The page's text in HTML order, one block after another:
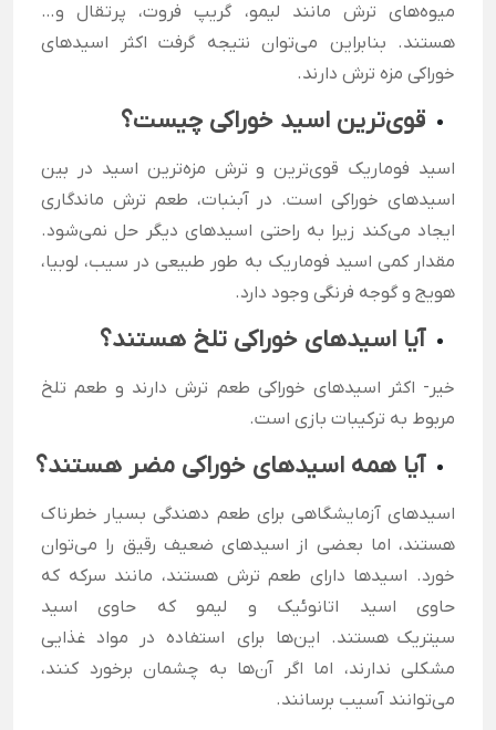
میوه‌های ترش مانند لیمو،‌ گریپ فروت، پرتقال و…
هستند. بنابراین می‌توان نتیجه گرفت اکثر اسیدهای
خوراکی مزه ترش دارند.
قوی‌ترین اسید خوراکی چیست؟
اسید فوماریک قوی‌ترین و ترش مزه‌ترین اسید در بین
اسیدهای خوراکی است. در آبنبات، طعم ترش ماندگاری
ایجاد می‌کند زیرا به راحتی اسیدهای دیگر حل نمی‌شود.
مقدار کمی اسید فوماریک به طور طبیعی در سیب، لوبیا،
هویج و گوجه فرنگی وجود دارد.
آیا اسیدهای خوراکی تلخ هستند؟
خیر- اکثر اسیدهای خوراکی طعم ترش دارند و طعم تلخ
مربوط به ترکیبات بازی است.
آیا همه اسیدهای خوراکی مضر هستند؟
اسیدهای آزمایشگاهی برای طعم دهندگی بسیار خطرناک
هستند، اما بعضی از اسیدهای ضعیف رقیق را می‌توان
خورد. اسیدها دارای طعم ترش هستند، مانند سرکه که
حاوی اسید اتانوئیک و لیمو که حاوی اسید
سیتریک هستند. این‌ها برای استفاده در مواد غذایی
مشکلی ندارند، اما اگر آن‌ها به چشمان برخورد کنند،
می‌توانند آسیب برسانند.